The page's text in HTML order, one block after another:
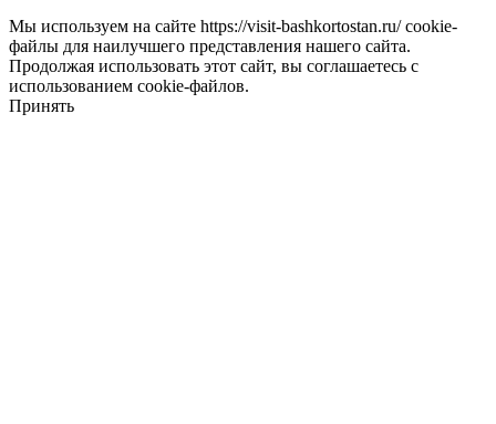
Мы используем на сайте https://visit-bashkortostan.ru/ cookie-
файлы для наилучшего представления нашего сайта.
Продолжая использовать этот сайт, вы соглашаетесь с
использованием cookie-файлов.
Принять